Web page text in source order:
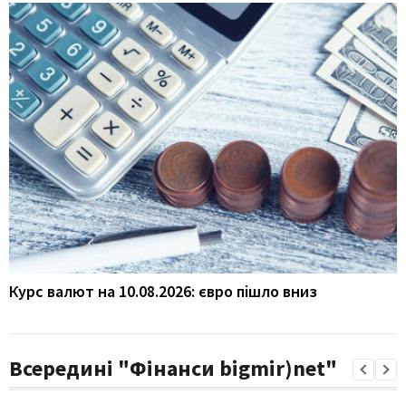
Курс валют на 10.08.2026: євро пішло вниз
Всередині "Фінанси bigmir)net"